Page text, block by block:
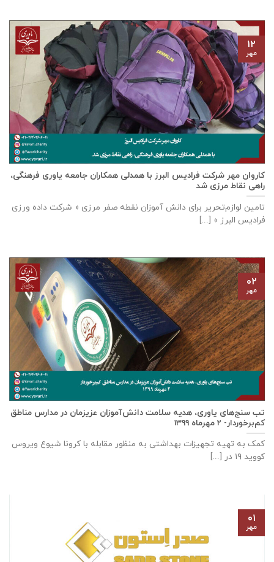
كاروان مهر شرکت فرادیس البرز با همدلی همکاران جامعه یاوری فرهنگی،
راهی نقاط مرزی شد
تامين لوازم‌تحرير برای دانش آموزان نقطه صفر مرزی « شرکت داده ورزی
فراديس البرز » [...]
۱۲
مهر
تب سنج‌های یاوری، هدیه سلامت دانش‌آموزان عزیزمان در مدارس مناطق
کم‌برخوردار- ۲ مهرماه ۱۳۹۹
کمک به تهیه تجهیزات بهداشتی به منظور مقابله با کرونا شیوع ویروس
کووید ۱۹ در [...]
۰۲
مهر
۰۱
مهر